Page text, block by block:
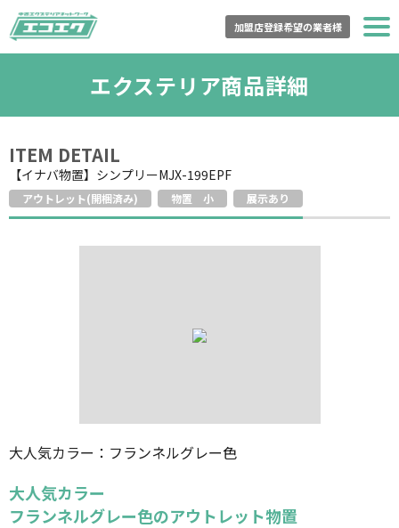
加盟店登録希望の業者様
トップページ
エコエクとは？
商品一覧
登録加盟店一覧
購入の流れ
ご利用規約
エクステリア商品詳細
ITEM DETAIL
【イナバ物置】シンプリーMJX-199EPF
アウトレット(開梱済み) 物置 小 展示あり
大人気カラー：フランネルグレー色
大人気カラー
フランネルグレー色のアウトレット物置